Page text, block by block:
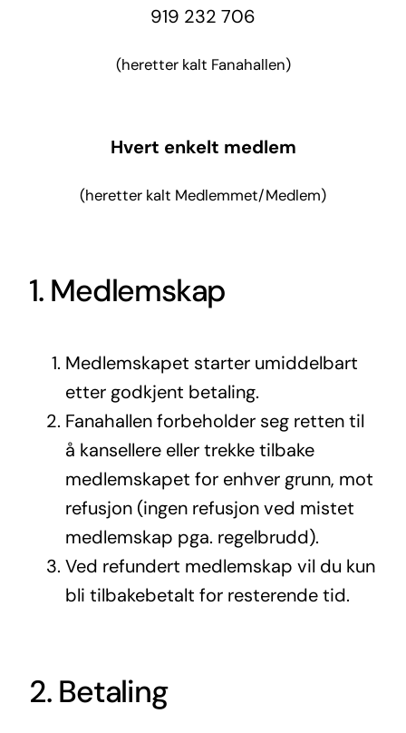
919 232 706
(heretter kalt Fanahallen)
Hvert enkelt medlem
(heretter kalt Medlemmet/Medlem)
1. Medlemskap
Medlemskapet starter umiddelbart
etter godkjent betaling.
Fanahallen forbeholder seg retten til
å kansellere eller trekke tilbake
medlemskapet for enhver grunn, mot
refusjon (ingen refusjon ved mistet
medlemskap pga. regelbrudd).
Ved refundert medlemskap vil du kun
bli tilbakebetalt for resterende tid.
2. Betaling